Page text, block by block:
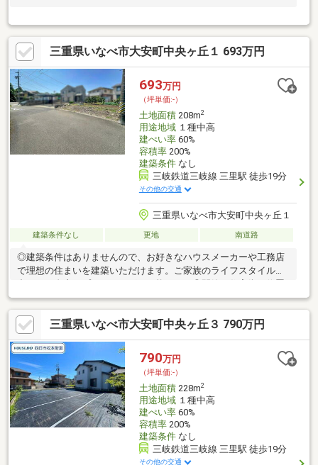
三重県いなべ市大安町中央ヶ丘１ 693万円
693万円
（坪単価:-）
土地面積208m2
用途地域１種中高
建ぺい率60%
容積率200%
建築条件なし
三岐鉄道三岐線 三里駅 徒歩19分
その他の交通
三重県いなべ市大安町中央ヶ丘１
建築条件なし 更地 南道路
◎建築条件はありませんので、お好きなハウスメーカーや工務店
で理想の住まいを建築いただけます。ご家族のライフスタイルに
し、落ち着いた住環境が魅力。ゆったりとした時間が流れる住み
やすいエリアで、子育て世帯にもおすすめです。◎約62坪のゆと
りある敷地は、人気の平屋住宅の建築もご検討いただける広さ。
駐車スペースやお庭など、理想の住まいづくりが広がります。
三重県いなべ市大安町中央ヶ丘３ 790万円
790万円
（坪単価:-）
土地面積228m2
用途地域１種中高
建ぺい率60%
容積率200%
建築条件なし
三岐鉄道三岐線 三里駅 徒歩19分
その他の交通